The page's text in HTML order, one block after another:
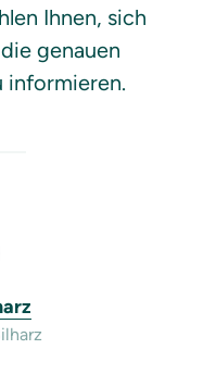
Ihnen, sich
genauen
informieren.